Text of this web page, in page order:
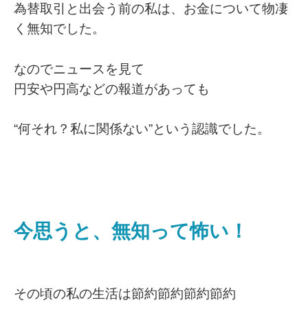
為替取引と出会う前の私は、お金について物凄
く無知でした。
なのでニュースを見て
円安や円高などの報道があっても
“何それ？私に関係ない”という認識でした。
今思うと、無知って怖い！
その頃の私の生活は節約節約節約節約